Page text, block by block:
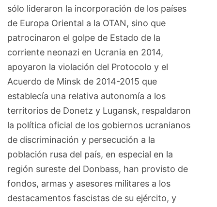
sólo lideraron la incorporación de los países
de Europa Oriental a la OTAN, sino que
patrocinaron el golpe de Estado de la
corriente neonazi en Ucrania en 2014,
apoyaron la violación del Protocolo y el
Acuerdo de Minsk de 2014-2015 que
establecía una relativa autonomía a los
territorios de Donetz y Lugansk, respaldaron
la política oficial de los gobiernos ucranianos
de discriminación y persecución a la
población rusa del país, en especial en la
región sureste del Donbass, han provisto de
fondos, armas y asesores militares a los
destacamentos fascistas de su ejército, y